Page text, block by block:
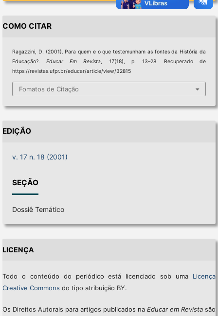
COMO CITAR
Ragazzini, D. (2001). Para quem e o que testemunham as fontes da História da
Educação?.Educar Em Revista, 17(18), p. 13–28. Recuperado de
https://revistas.ufpr.br/educar/article/view/32815
Fomatos de Citação
EDIÇÃO
v. 17 n. 18 (2001)
SEÇÃO
Dossiê Temático
LICENÇA
Todo o conteúdo do periódico está licenciado sob uma Licença
Creative Commons do tipo atribuição BY.
Os Direitos Autorais para artigos publicados naEducar em Revista são